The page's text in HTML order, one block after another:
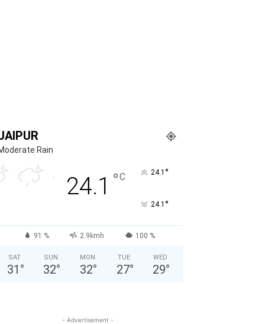
Rain
24.1 °C 24.1 °
24.1 °
91 % 2.9kmh 100 %
SAT
31 °
SUN
32°
MON
32°
TUE
27°
WED
29°
- Advertisement -